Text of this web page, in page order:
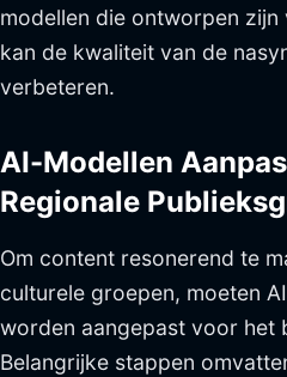
modellen die ontworpen
kan de kwaliteit van de
verbeteren.
AI-Modellen
Regionale
Om content resonerend te
culturele groepen, moeten
worden aangepast voor het
Belangrijke stappen